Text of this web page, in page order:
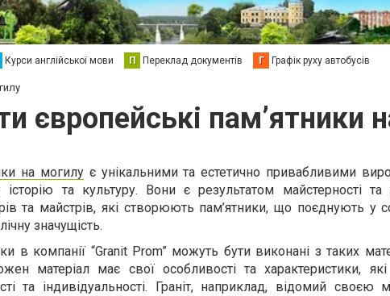
Курси англійської мови П Переклад документів Г Графік руху автобусів
європейські пам’ятники
на могилує унікальними та естетично привабливими
та культуру. Вони є результатом майстерності та
та майстрів, які створюють пам’ятники, що поєднують у
значущість.
в компанії “Granit Prom” можуть бути виконані з таких
матеріал має свої особливості та характеристики,
та індивідуальності. Граніт, наприклад, відомий своєю